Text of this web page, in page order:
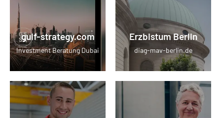
gulf-strategy.com
Investment Beratung Dubai
Erzbistum Berlin
diag-mav-berlin.de